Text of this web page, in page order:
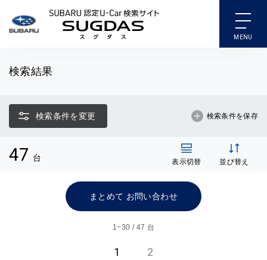
SUBARU 認定U-Car検索
検索結果
検索条件を変更 検索条件を保存
47 台 表示切替 並び替え
まとめて お問い合わせ
1~30 / 47 台
1 2